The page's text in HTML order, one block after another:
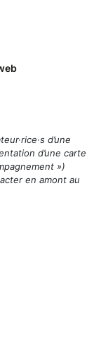
d’une
d’une carte
»)
en amont au